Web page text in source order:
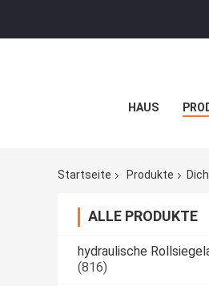
HAUS
Startseite Produkte
ALLE PRODUKTE
hydraulische
(816)